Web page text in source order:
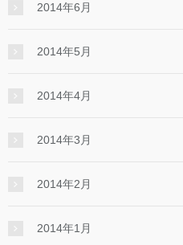
2014年6月
2014年5月
2014年4月
2014年3月
2014年2月
2014年1月